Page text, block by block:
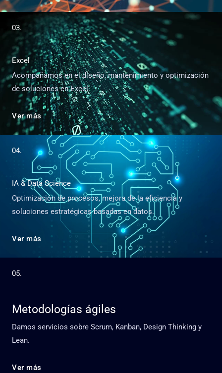
03.
Excel
Acompañamos en el diseño, mantenimiento y optimización
de soluciones en Excel.
Ver más
04.
IA & Data Science
Optimización de procesos, mejora de la eficiencia y
soluciones estratégicas basadas en datos.
Ver más
05.
Metodologías ágiles
Damos servicios sobre Scrum, Kanban, Design Thinking y
Lean.
Ver más